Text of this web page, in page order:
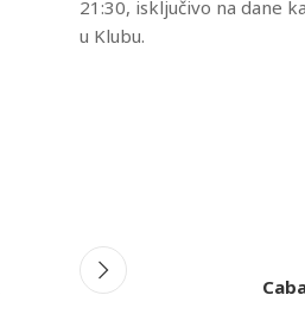
21:30, isključivo na dane
u Klubu.